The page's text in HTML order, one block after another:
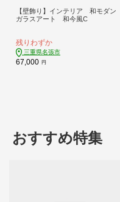
【壁飾り】インテリア 和モダン
ガラスアート 和今風C
残りわずか
三重県名張市
67,000 円
おすすめ特集